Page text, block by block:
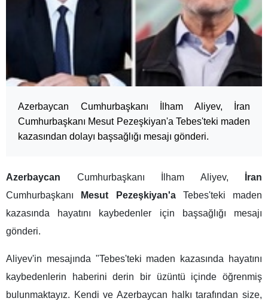
Azerbaycan Cumhurbaşkanı İlham Aliyev, İran
Cumhurbaşkanı Mesut Pezeşkiyan'a Tebes'teki maden
kazasından dolayı başsağlığı mesajı gönderi.
Azerbaycan Cumhurbaşkanı İlham Aliyev,
İran
Cumhurbaşkanı
Mesut Pezeşkiyan'aTebes'teki maden
kazasında hayatını kaybedenler için başsağlığı mesajı
gönderi.
Aliyev'in mesajında "Tebes'teki maden kazasında hayatını
kaybedenlerin haberini derin bir üzüntü içinde öğrenmiş
bulunmaktayız. Kendi ve Azerbaycan halkı tarafından size,